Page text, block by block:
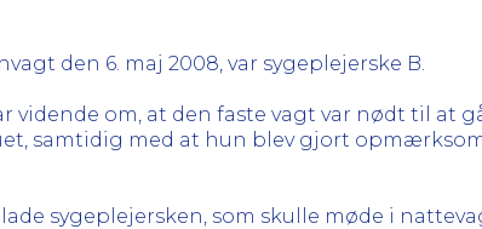
den 6. maj 2008, var sygeplejerske B.
om, at den faste vagt var nødt til at
samtidig med at hun blev gjort
sygeplejersken, som skulle møde i